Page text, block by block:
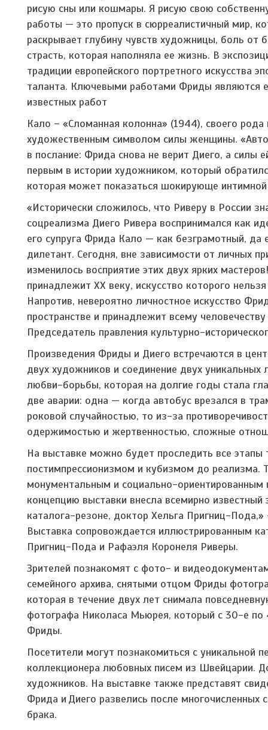
рисую сны или кошмары. Я рисую свою
работы — это пропуск в сюрреалистичный мир,
раскрывает глубину чувств художницы, боль от
страсть, которая наполняла ее жизнь. В
традиции европейского портретного искусства
таланта. Ключевыми работами Фриды являются
известных работ
Кало – «Сломанная колонна» (1944), своего
художественным символом силы женщины.
в послание: Фрида снова не верит Диего, а силы
первым в истории художником, который
которая может показаться шокирующе
«Исторически сложилось, что Риверу в России
соцреализма Диего Ривера воспринимался как
его супруга Фрида Кало — как безграмотный,
дилетант. Сегодня, вне зависимости от личных
изменилось восприятие этих двух ярких
принадлежит XX веку, искусство которого
Напротив, невероятно личностное искусство
пространстве и принадлежит всему
Председатель правления культурно-
Произведения Фриды и Диего встречаются в
двух художников и соединение двух уникальных
любви-борьбы, которая на долгие годы стала
две аварии: одна — когда автобус врезался в
роковой случайностью, то из-за
одержимостью и жертвенностью, сложные
На выставке можно будет проследить все этапы
постимпрессионизмом и кубизмом до реализма.
монументальным и социально-
концепцию выставки внесла всемирно
каталога-резоне, доктор Хельга Пригниц-
Выставка сопровождается иллюстрированным
Пригниц-Пода и Рафаэля Коронеля Риверы.
Зрителей познакомят с фото- и
семейного архива, снятыми отцом Фриды
которая в течение двух лет снимала
фотографа Николаса Мьюрея, который с 30-е
Фриды.
Посетители могут познакомиться с уникальной
коллекционера любовных писем из Швейцарии.
художников. На выставке также представят
Фрида и Диего развелись после многочисленных
брака.